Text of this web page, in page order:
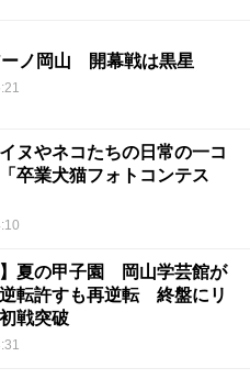
ノ岡山 開幕戦は黒星
ヌやネコたちの日常の一コ
卒業犬猫フォトコンテス
】夏の甲子園 岡山学芸館が
転許すも再逆転 終盤にリ
戦突破